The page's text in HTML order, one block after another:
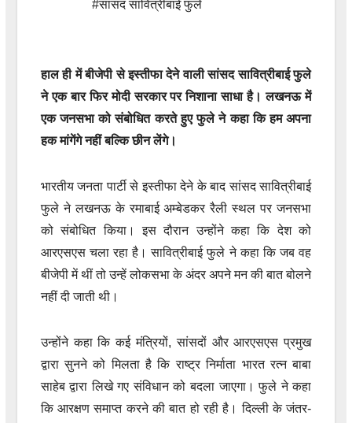
#सांसद सावित्रीबाई फुले
हाल ही में बीजेपी से इस्तीफा देने वाली सांसद सावित्रीबाई फुले
ने एक बार फिर मोदी सरकार पर निशाना साधा है। लखनऊ में
एक जनसभा को संबोधित करते हुए फुले ने कहा कि हम अपना
हक मांगेंगे नहीं बल्कि छीन लेंगे।
भारतीय जनता पार्टी से इस्तीफा देने के बाद सांसद सावित्रीबाई
फुले ने लखनऊ के रमाबाई अम्बेडकर रैली स्थल पर जनसभा
को संबोधित किया। इस दौरान उन्होंने कहा कि देश को
आरएसएस चला रहा है। सावित्रीबाई फुले ने कहा कि जब वह
बीजेपी में थीं तो उन्हें लोकसभा के अंदर अपने मन की बात बोलने
नहीं दी जाती थी।
उन्होंने कहा कि कई मंत्रियों, सांसदों और आरएसएस प्रमुख
द्वारा सुनने को मिलता है कि राष्ट्र निर्माता भारत रत्न बाबा
साहेब द्वारा लिखे गए संविधान को बदला जाएगा। फुले ने कहा
कि आरक्षण समाप्त करने की बात हो रही है। दिल्ली के जंतर-